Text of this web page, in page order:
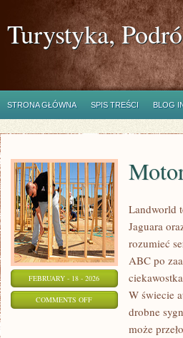
Turystyka,
STRONA GŁÓWNA SPIS TREŚCI BLOG
FEBRUARY - 18 - 2026
COMMENTS OFFON
MOTORYZACYJNE
Landworld
Jaguara
rozumieć
ABC po
W świecie
drobne
może